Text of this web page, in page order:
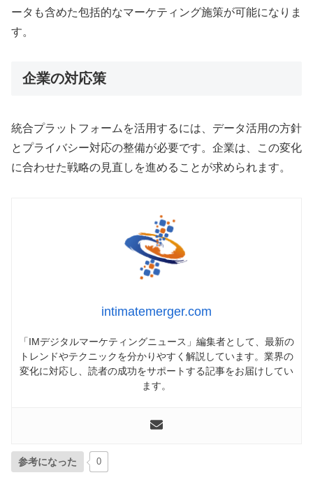
ータも含めた包括的なマーケティング施策が可能になりま
す。
企業の対応策
統合プラットフォームを活用するには、データ活用の方針
とプライバシー対応の整備が必要です。企業は、この変化
に合わせた戦略の見直しを進めることが求められます。
intimatemerger.com
「IMデジタルマーケティングニュース」編集者として、最新の
トレンドやテクニックを分かりやすく解説しています。業界の
変化に対応し、読者の成功をサポートする記事をお届けしてい
ます。
参考になった 0